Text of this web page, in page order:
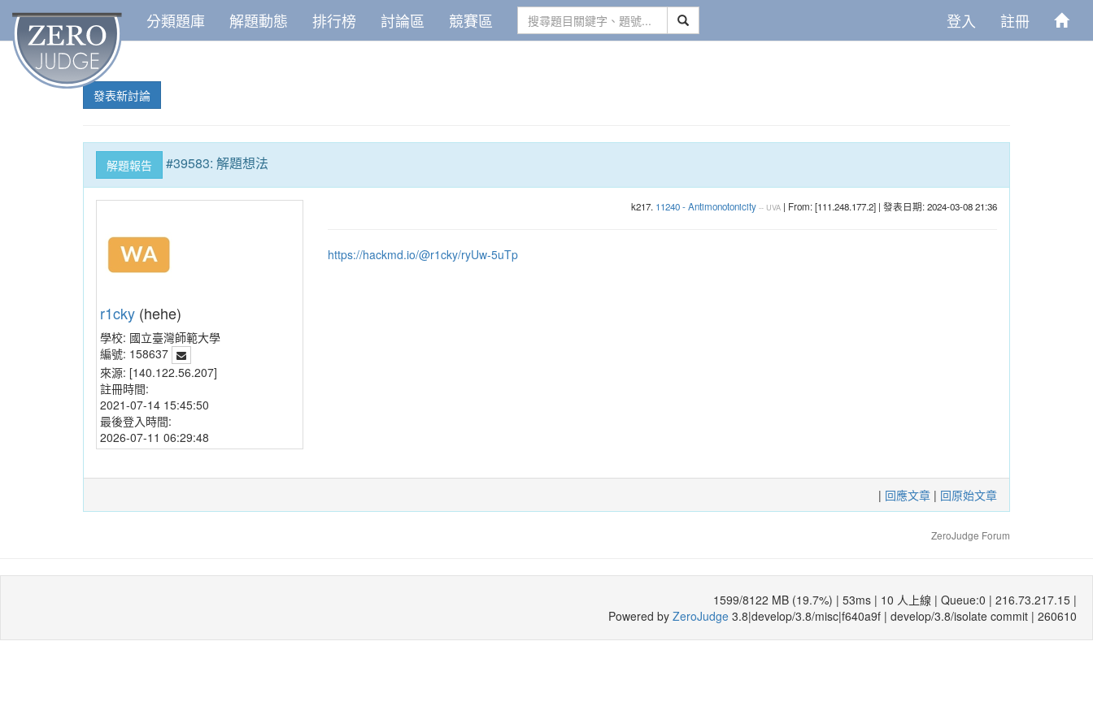
分類題庫 解題動態 排行榜 討論區 競賽區 登入 註冊
發表新討論
解題報告 #39583: 解題想法
r1cky (hehe)
學校: 國立臺灣師範大學
編號: 158637
來源: [140.122.56.207]
註冊時間:
2021-07-14 15:45:50
最後登入時間:
2026-07-11 06:29:48
k217. 11240 - Antimonotonicity -- UVA | From: [111.248.177.2] | 發表日期: 2024-03-08 21:36
https://hackmd.io/@r1cky/ryUw-5uTp
| 回應文章 | 回原始文章
ZeroJudge Forum
1599/8122 MB (19.7%) | 53ms | 10 人上線 | Queue:0 | 216.73.217.15 |
Powered by ZeroJudge 3.8|develop/3.8/misc|f640a9f | develop/3.8/isolate commit | 260610